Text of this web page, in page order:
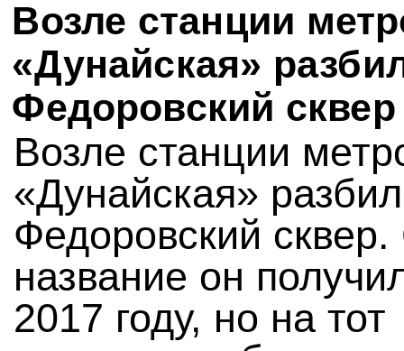
Возле станции
«Дунайская»
Федоровский сквер
Возле станции
«Дунайская»
Федоровский
название он
2017 году, но на тот